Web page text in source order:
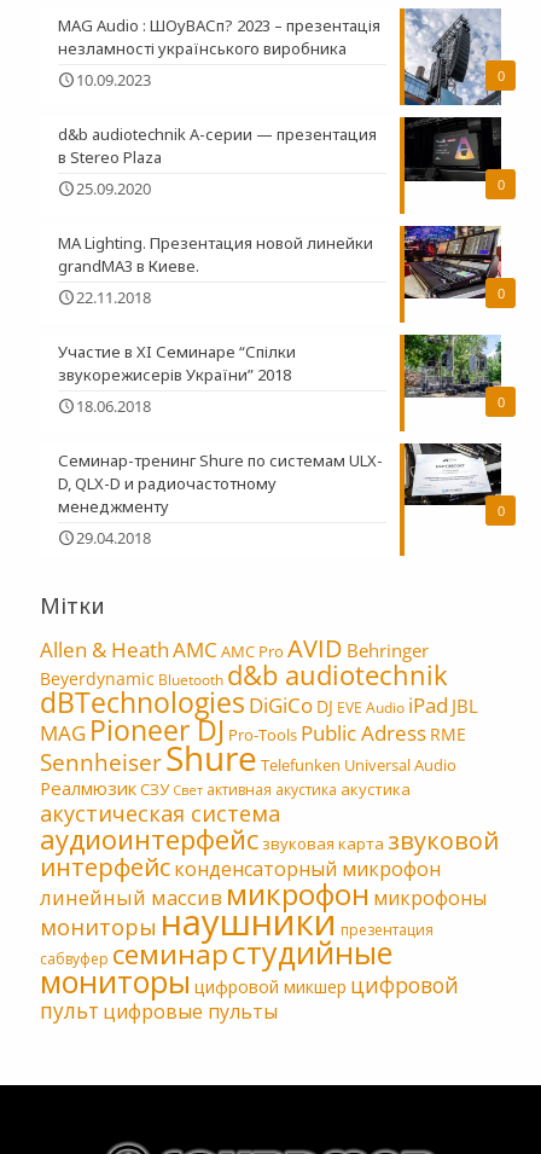
0
MAG Audio : ШОуВАСп? 2023 – презентація
незламності українського виробника
10.09.2023
0
d&b audiotechnik A-серии — презентация
в Stereo Plaza
25.09.2020
0
MA Lighting. Презентация новой линейки
grandMA3 в Киеве.
22.11.2018
0
Участие в XI Семинаре “Спілки
звукорежисерів України” 2018
18.06.2018
0
Семинар-тренинг Shure по системам ULX-
D, QLX-D и радиочастотному
менеджменту
29.04.2018
Мітки
Allen & HeathAMC AMC Pro AVID Behringer
Beyerdynamic Bluetooth d&b audiotechnik
dBTechnologies DiGiCo DJ EVE Audio iPad JBL
MAG Pioneer DJ Pro-Tools Public Adress RME
SennheiserShure Telefunken Universal Audio
РеалмюзикСЗУ Свет активная акустика акустика
акустическая система
аудиоинтерфейс звуковая карта звуковой
интерфейсконденсаторный микрофон
линейный массив микрофон микрофоны
мониторы наушники презентация
сабвуфер семинарстудийные
мониторы цифровой микшер цифровой
пульт цифровые пульты